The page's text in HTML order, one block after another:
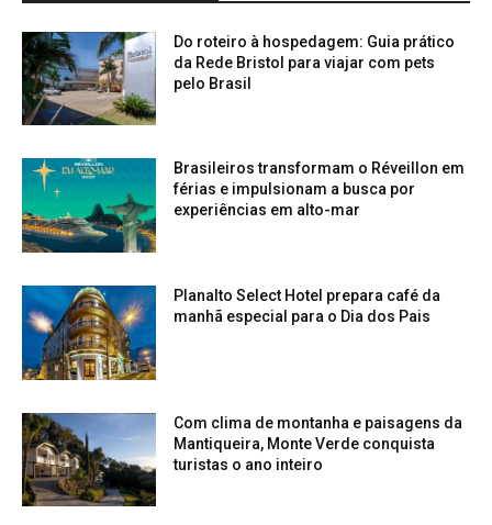
Do roteiro à hospedagem: Guia prático
da Rede Bristol para viajar com pets
pelo Brasil
Brasileiros transformam o Réveillon em
férias e impulsionam a busca por
experiências em alto-mar
Planalto Select Hotel prepara café da
manhã especial para o Dia dos Pais
Com clima de montanha e paisagens da
Mantiqueira, Monte Verde conquista
turistas o ano inteiro